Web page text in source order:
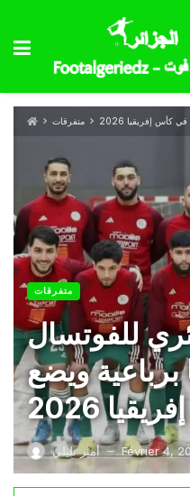
متفرقات في كأس إفريقيا 2026
متفرقات
للفوتسال
برباعية ويضع
2026
أمير تليلي — Février 4,